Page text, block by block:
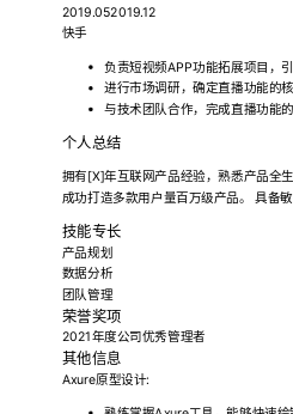
2019.052019.12
快手
负责短视频APP功能拓展项目，
进行市场调研，确定直播功能的
与技术团队合作，完成直播功能
个人总结
拥有[X]年互联网产品经验，熟悉产品全
成功打造多款用户量百万级产品。 具备
技能专长
产品规划
数据分析
团队管理
荣誉奖项
2021年度公司优秀管理者
其他信息
Axure原型设计: